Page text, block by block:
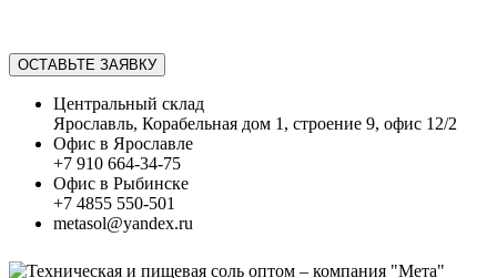
ОСТАВЬТЕ ЗАЯВКУ
Центральный склад
Ярославль, Корабельная дом 1, строение 9, офис 12/2
Офис в Ярославле
+7 910 664-34-75
Офис в Рыбинске
+7 4855 550-501
metasol@yandex.ru